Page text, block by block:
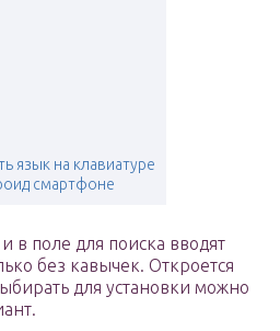
язык на клавиатуре
смартфоне
в поле для поиска вводят
без кавычек. Откроется
для установки можно